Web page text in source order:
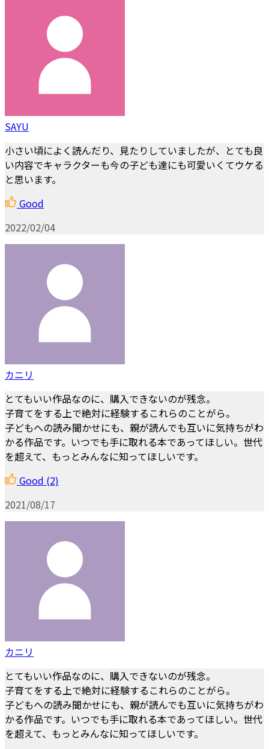
SAYU
小さい頃によく読んだり、見たりしていましたが、とても良
い内容でキャラクターも今の子ども達にも可愛いくてウケる
と思います。
Good
2022/02/04
カニリ
とてもいい作品なのに、購入できないのが残念。
子育てをする上で絶対に経験するこれらのことがら。
子どもへの読み聞かせにも、親が読んでも互いに気持ちがわ
かる作品です。いつでも手に取れる本であってほしい。世代
を超えて、もっとみんなに知ってほしいです。
Good (2)
2021/08/17
カニリ
とてもいい作品なのに、購入できないのが残念。
子育てをする上で絶対に経験するこれらのことがら。
子どもへの読み聞かせにも、親が読んでも互いに気持ちがわ
かる作品です。いつでも手に取れる本であってほしい。世代
を超えて、もっとみんなに知ってほしいです。